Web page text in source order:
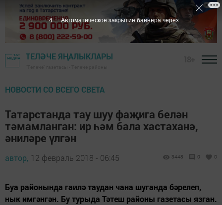
ТЕЛӘЧЕ ЯҢАЛЫКЛАРЫ
НОВОСТИ СО ВСЕГО СВЕТА
Татарстанда тау шуу фаҗига белән
тәмамланган: ир һәм бала хастаханә,
әниләре үлгән
автор, 12 февраль 2018 - 06:45 3448 0 0
Буа районында гаилә таудан чана шуганда бәрелеп,
нык имгәнгән. Бу турыда Тәтеш районы газетасы язган.
3 Автоматическое закрытие баннера через